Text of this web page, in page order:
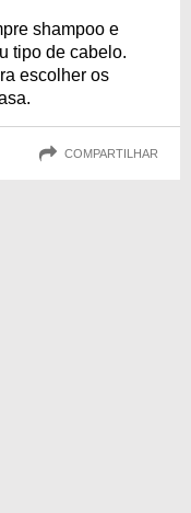
shampoo e
tipo de cabelo.
escolher os
COMPARTILHAR